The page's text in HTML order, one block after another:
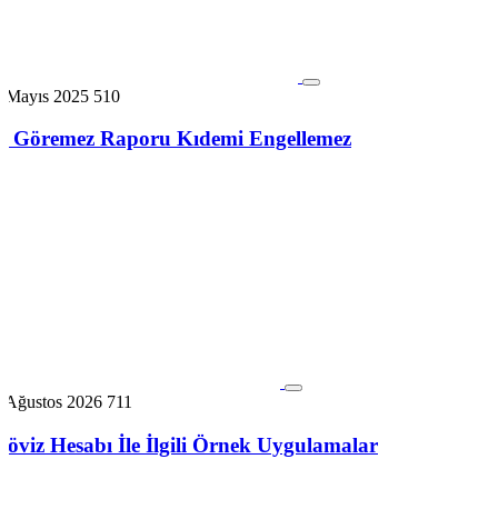
Mayıs 2025 510
Göremez Raporu Kıdemi Engellemez
Ağustos 2026 711
Hesabı İle İlgili Örnek Uygulamalar